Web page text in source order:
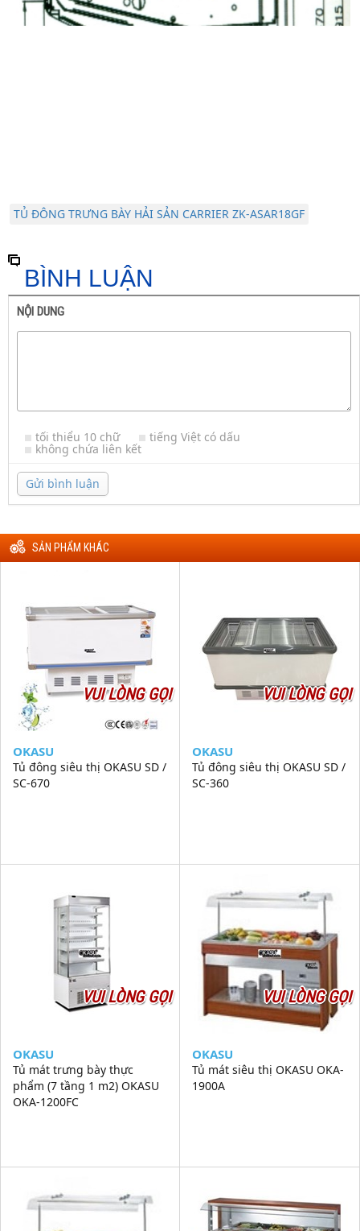
TỦ ĐÔNG TRƯNG BÀY HẢI SẢN CARRIER ZK-ASAR18GF
BÌNH LUẬN
NỘI DUNG
tối thiểu 10 chữ tiếng Việt có dấu
không chứa liên kết
Gửi bình luận
SẢN PHẨM KHÁC
VUI LÒNG GỌI
OKASU
Tủ đông siêu thị OKASU SD /
SC-670
VUI LÒNG GỌI
OKASU
Tủ đông siêu thị OKASU SD /
SC-360
VUI LÒNG GỌI
OKASU
Tủ mát trưng bày thực
phẩm (7 tầng 1 m2) OKASU
OKA-1200FC
VUI LÒNG GỌI
OKASU
Tủ mát siêu thị OKASU OKA-
1900A